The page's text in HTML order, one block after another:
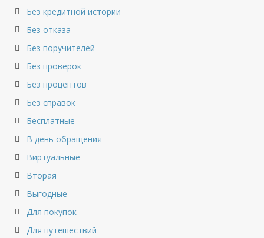
Без кредитной истории
Без отказа
Без поручителей
Без проверок
Без процентов
Без справок
Бесплатные
В день обращения
Виртуальные
Вторая
Выгодные
Для покупок
Для путешествий